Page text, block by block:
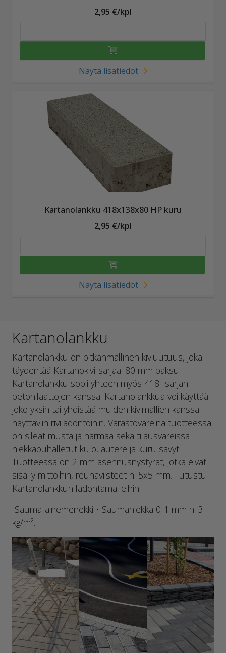
2,95 €/kpl
Näytä lisätiedot
Kartanolankku 418x138x80 HP kuru
2,95 €/kpl
Näytä lisätiedot
Kartanolankku
Kartanolankku on pitkänmallinen kiviuutuus, joka
täydentää Kartanokivi-sarjaa. 80 mm paksu
Kartanolankku sopii yhteen myös 418 -sarjan
betonilaattojen kanssa. Kartanolankkua voi käyttää
joko yksin tai yhdistää muiden kivimallien kanssa
näyttäviin riviladontoihin. Varastoväreinä tuotteessa
on sileät musta ja harmaa sekä tilausväreissä
hiekkapuhalletut kulo, autere ja kuru sävyt.
Tuotteessa on 2 mm asennusnystyrät, jotka eivät
sisälly mittoihin, reunaviisteet n. 5x5 mm. Tutustu
Kartanolankkun ladontamalleihin!
Sauma-ainemenekki • Saumahiekka 0-1 mm n. 3
kg/m².